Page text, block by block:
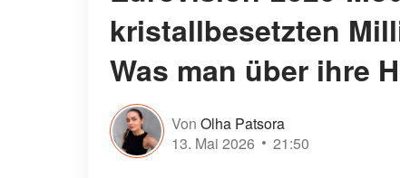
kristallbesetzten
Was man über ihre
Von Olha Patsora
13. Mai 2026
21:50